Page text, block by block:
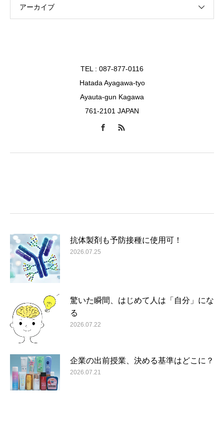
アーカイブ
TEL : 087-877-0116
Hatada Ayagawa-tyo
Ayauta-gun Kagawa
761-2101 JAPAN
抗体製剤も予防接種に使用可！
2026.07.25
驚いた瞬間、はじめて人は「自分」にな
る
2026.07.22
企業の出前授業、決める基準はどこに？
2026.07.21